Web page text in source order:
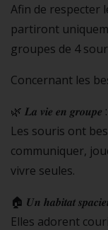
Afin de respecter
partiront
groupes de 4
Concernant les
🌿 𝑳𝒂 𝒗𝒊𝒆 𝒆𝒏 𝒈𝒓𝒐𝒖𝒑𝒆 :
Les souris ont
communiquer,
vivre seules.
🏠 𝑼𝒏 𝒉𝒂𝒃𝒊𝒕𝒂𝒕
Elles adorent